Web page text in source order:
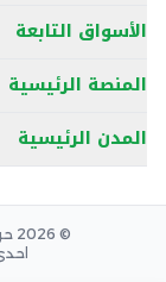
الأسواق التابعة
المنصة الرئيسية
المدن الرئيسية
© 2026 حراج البيع والشراء . جميع الحقوق محفوظة